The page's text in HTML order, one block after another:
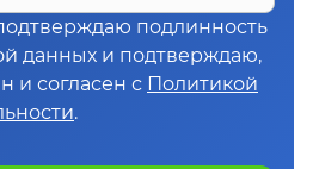
подлинность
данных и подтверждаю,
и согласен с Политикой
.